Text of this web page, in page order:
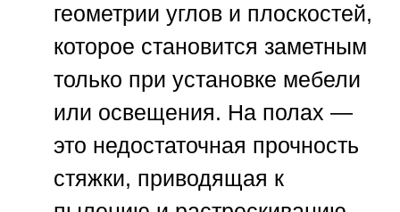
геометрии углов и плоскостей,
которое становится заметным
только при установке мебели
или освещения. На полах —
это недостаточная прочность
стяжки, приводящая к